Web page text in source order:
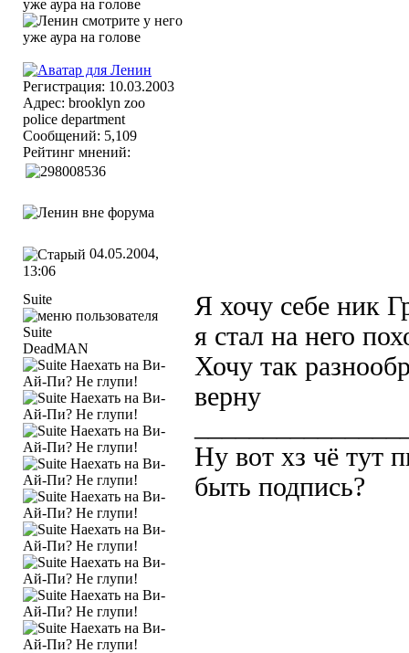
Регистрация: 10.03.2003
Адрес: brooklyn zoo
police department
Сообщений: 5,109
Рейтинг мнений:
04.05.2004,
13:06
Suite
DeadMAN
Я хочу себе ник
я стал на него
Хочу так
верну
Ну вот хз чё тут
быть подпись?